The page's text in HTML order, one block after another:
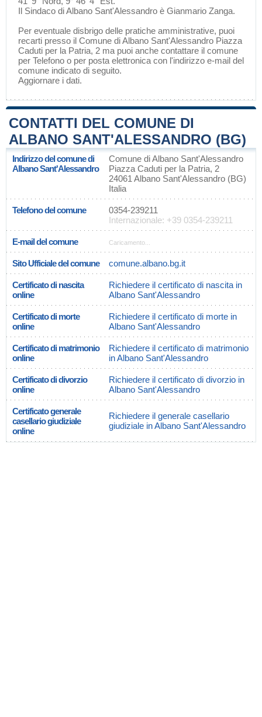
Il Sindaco di Albano Sant'Alessandro è Gianmario Zanga.
Per eventuale disbrigo delle pratiche amministrative, puoi
recarti presso il Comune di Albano Sant'Alessandro Piazza
Caduti per la Patria, 2 ma puoi anche contattare il comune
per Telefono o per posta elettronica con l'indirizzo e-mail del
comune indicato di seguito.
Aggiornare i dati.
CONTATTI DEL COMUNE DI
ALBANO SANT'ALESSANDRO (BG)
Indirizzo del comune di
Albano Sant'Alessandro
Comune di Albano Sant'Alessandro
Piazza Caduti per la Patria, 2
24061 Albano Sant'Alessandro (BG)
Italia
Telefono del comune
0354-239211
Internazionale: +39 0354-239211
E-mail del comune Caricamento...
Sito Ufficiale del comune comune.albano.bg.it
Certificato di nascita
online
Richiedere il certificato di nascita in
Albano Sant'Alessandro
Certificato di morte
online
Richiedere il certificato di morte in
Albano Sant'Alessandro
Certificato di matrimonio
online
Richiedere il certificato di matrimonio
in Albano Sant'Alessandro
Certificato di divorzio
online
Richiedere il certificato di divorzio in
Albano Sant'Alessandro
Certificato generale
casellario giudiziale
online
Richiedere il generale casellario
giudiziale in Albano Sant'Alessandro